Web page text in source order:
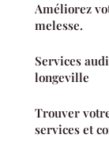
Améliorez
melesse.
Services
longeville
Trouver
services et